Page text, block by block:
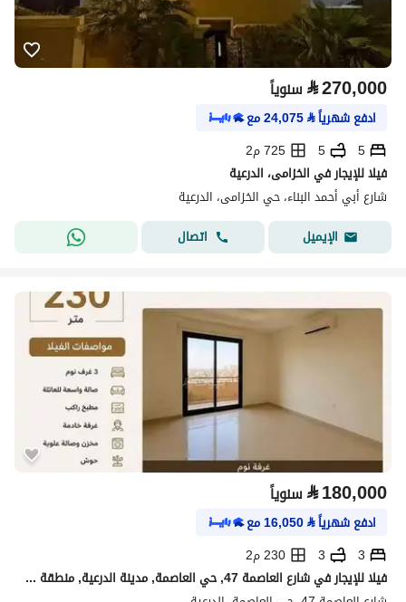
⃁270,000 سنوياً
ادفع شهرياً⃁
24,075مع
5
5
725 م2
فيلا للإيجار في الخزامى، الدرعية
شارع أبي أحمد البناء، حي الخزامى، الدرعية
الإيميل
اتصال
⃁180,000 سنوياً
ادفع شهرياً⃁
16,050مع
3
3
230 م2
فيلا للإيجار في شارع العاصمة 47, حي العاصمة, مدينة الدرعية, منطقة الرياض